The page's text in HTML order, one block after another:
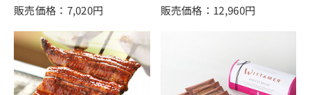
販売価格：7,020円 販売価格：12,960円